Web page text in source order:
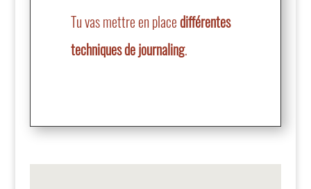
Tu vas mettre en place différentes
techniques de journaling.